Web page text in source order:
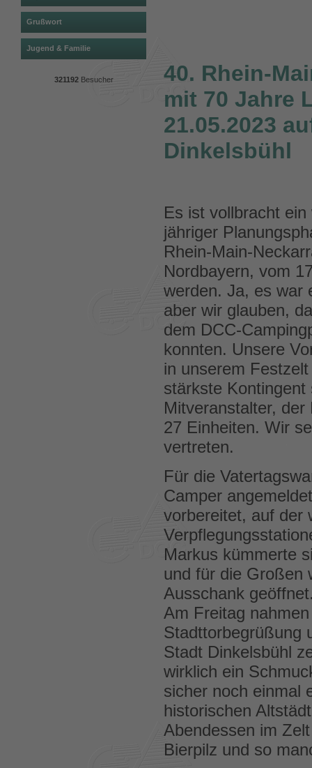
Grußwort
Jugend & Familie
321192Besucher
40. Rhein-
mit 70 Jahre
21.05.2023
Dinkelsbühl
Es ist vollbracht
jähriger
Rhein-Main-
Nordbayern, vom
werden. Ja, es war
aber wir glauben,
dem DCC-
konnten. Unsere
in unserem
stärkste
Mitveranstalter,
27 Einheiten. Wir
vertreten.
Für die
Camper
vorbereitet, auf der
Markus kümmerte
und für die Großen
Ausschank
Am Freitag
Stadttorbegrüßung
Stadt Dinkelsbühl
wirklich ein
sicher noch einmal
historischen
Abendessen im
Bierpilz und so